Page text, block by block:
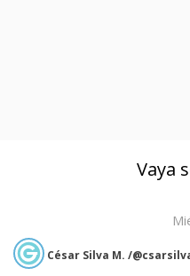
Vaya
César Silva M. /